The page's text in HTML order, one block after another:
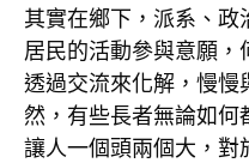
其實在鄉下，派系、政
居民的活動參與意願
透過交流來化解，慢慢
然，有些長者無論如何
讓人一個頭兩個大，對